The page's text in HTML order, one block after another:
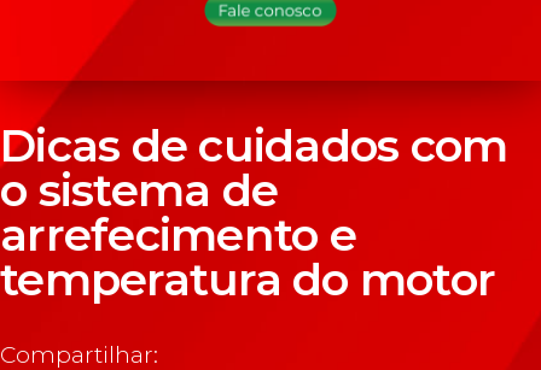
Dicas de cuidados com
o sistema de
arrefecimento e
temperatura do motor
Compartilhar: